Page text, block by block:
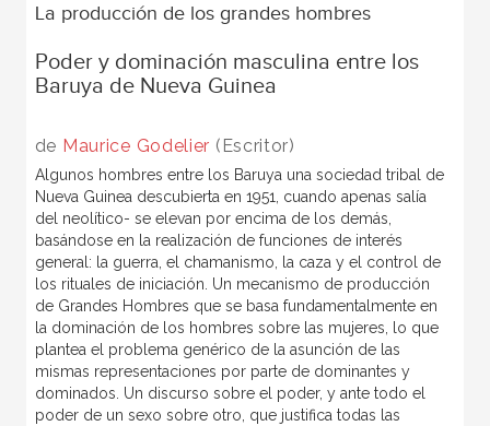
La producción de los grandes hombres
Poder y dominación masculina entre los
Baruya de Nueva Guinea
de Maurice Godelier (Escritor)
Algunos hombres entre los Baruya una sociedad tribal de
Nueva Guinea descubierta en 1951, cuando apenas salía
del neolítico- se elevan por encima de los demás,
basándose en la realización de funciones de interés
general: la guerra, el chamanismo, la caza y el control de
los rituales de iniciación. Un mecanismo de producción
de Grandes Hombres que se basa fundamentalmente en
la dominación de los hombres sobre las mujeres, lo que
plantea el problema genérico de la asunción de las
mismas representaciones por parte de dominantes y
dominados. Un discurso sobre el poder, y ante todo el
poder de un sexo sobre otro, que justifica todas las